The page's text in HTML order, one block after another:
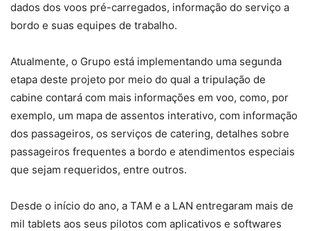
dados dos voos pré-carregados, informação do serviço a
bordo e suas equipes de trabalho.
Atualmente, o Grupo está implementando uma segunda
etapa deste projeto por meio do qual a tripulação de
cabine contará com mais informações em voo, como, por
exemplo, um mapa de assentos interativo, com informação
dos passageiros, os serviços de catering, detalhes sobre
passageiros frequentes a bordo e atendimentos especiais
que sejam requeridos, entre outros.
Desde o início do ano, a TAM e a LAN entregaram mais de
mil tablets aos seus pilotos com aplicativos e softwares